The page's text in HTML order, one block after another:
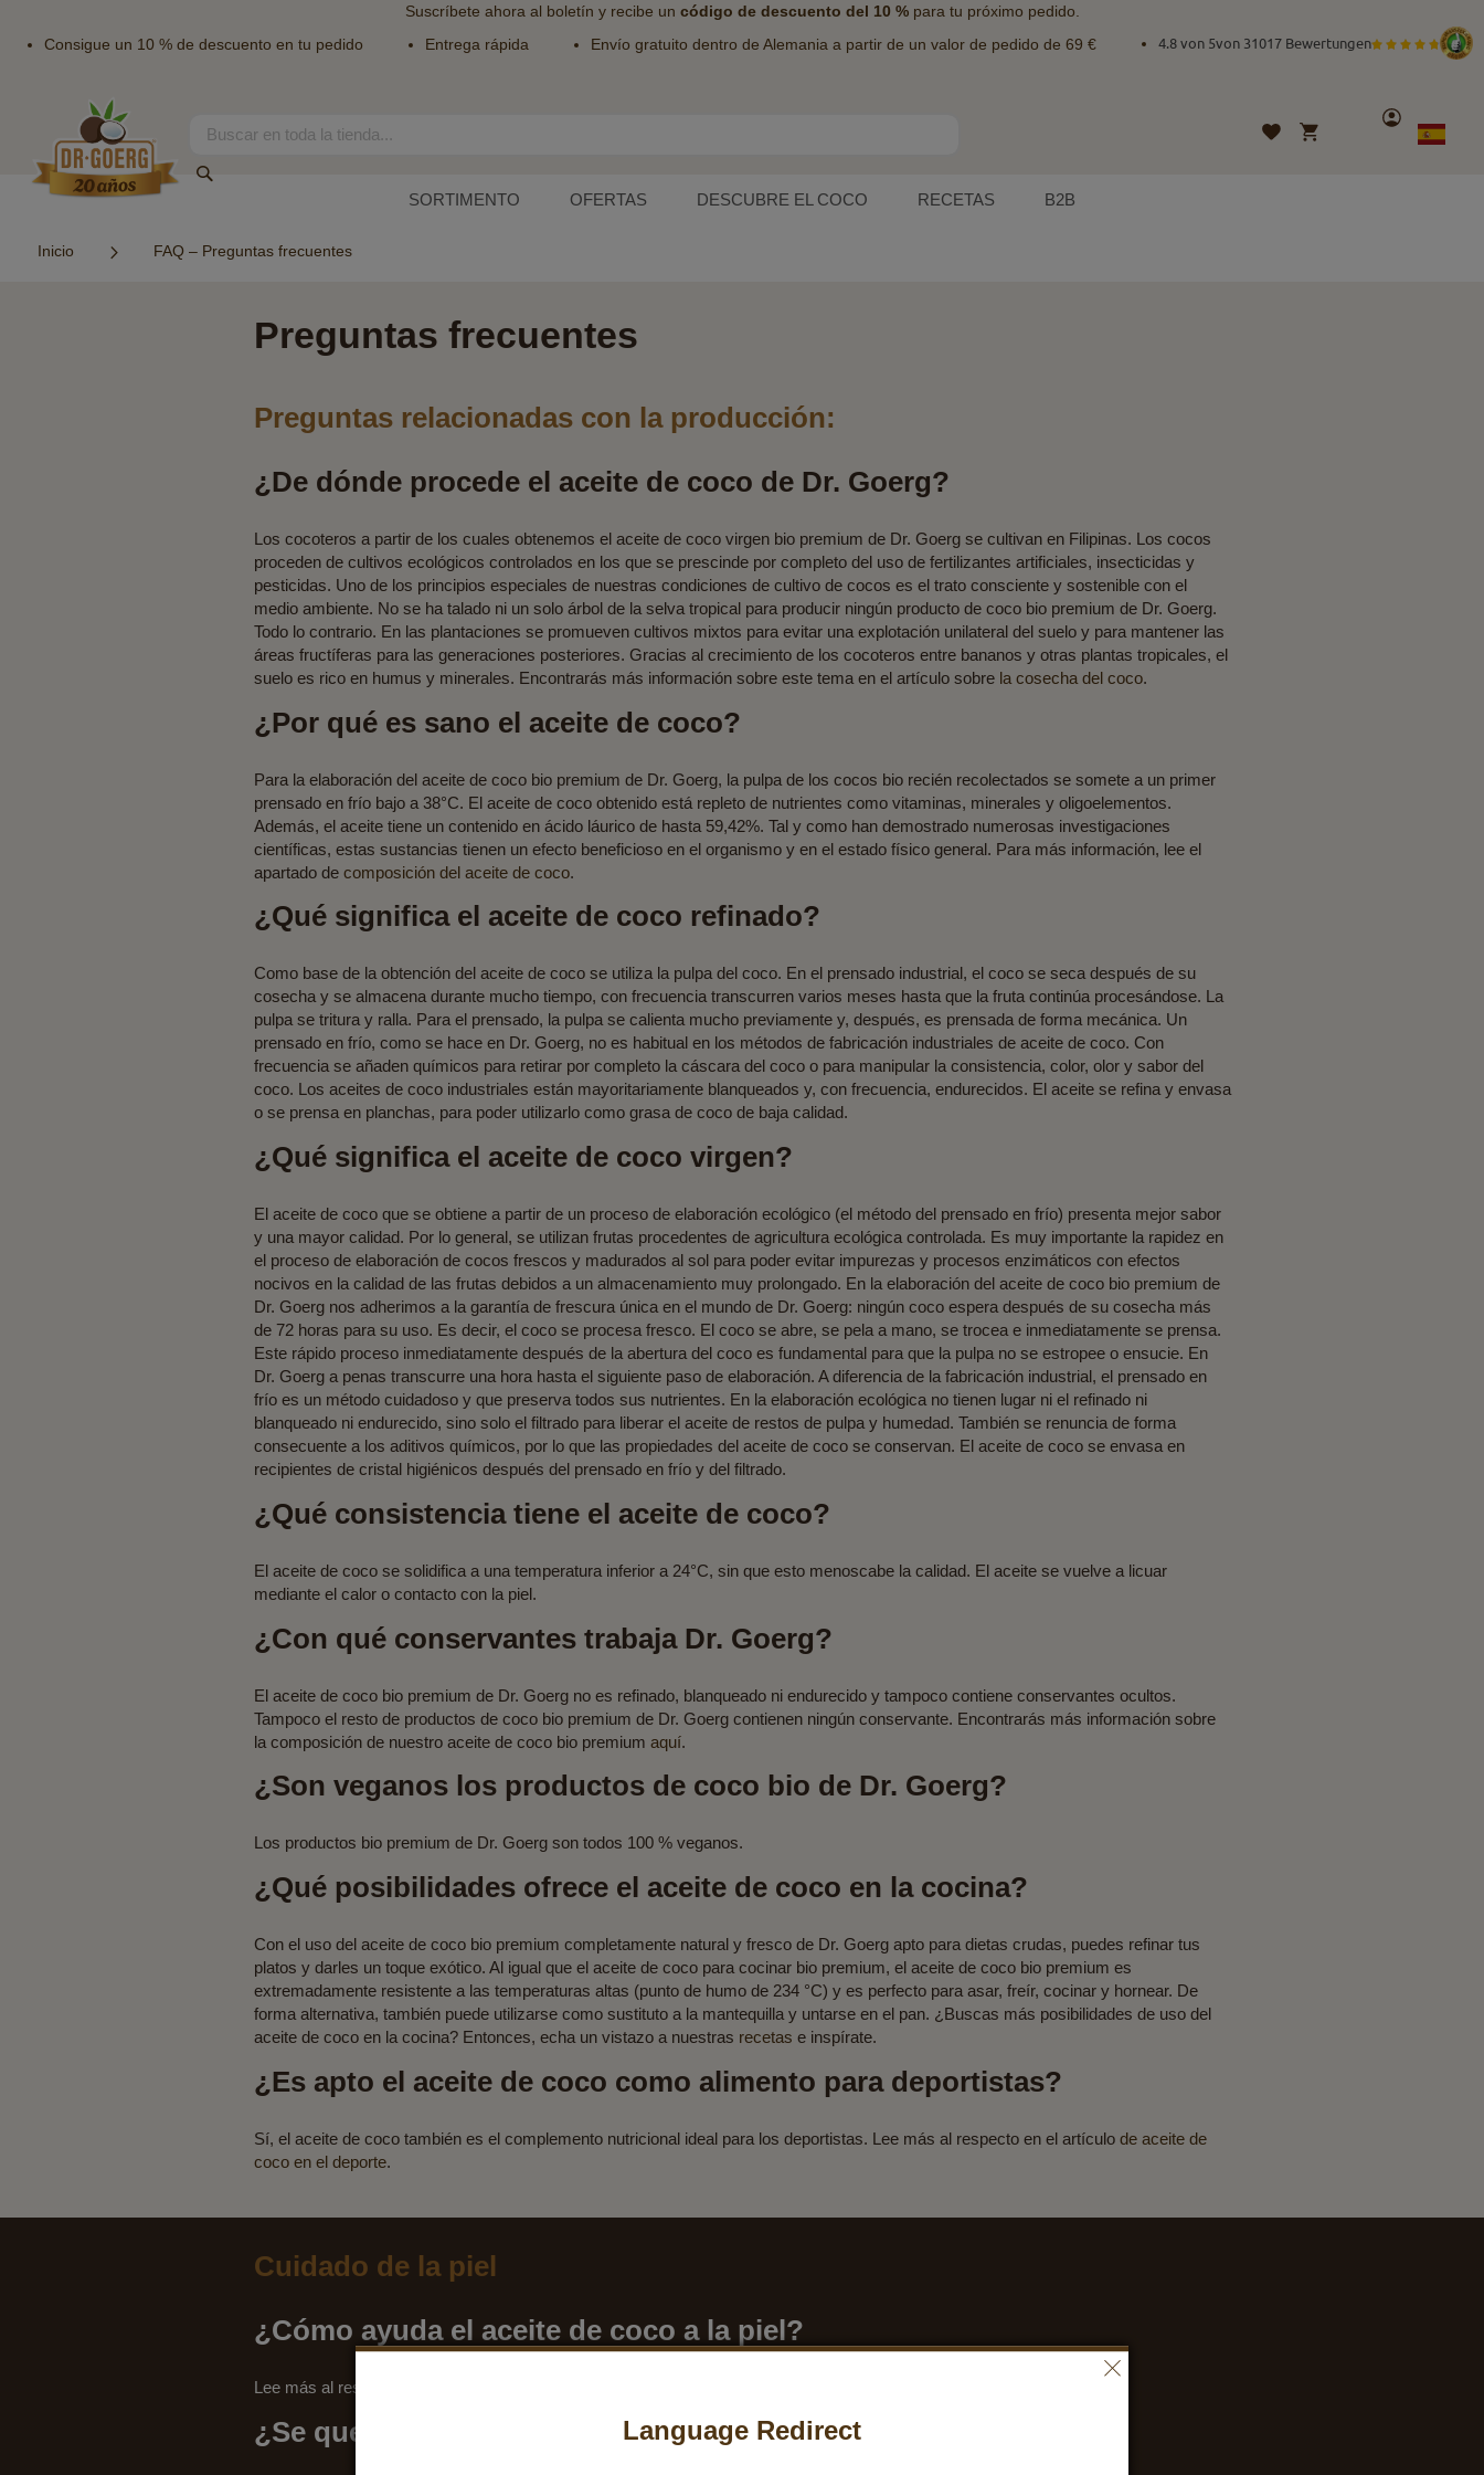
Suscríbete ahora al boletín y recibe un código de descuento del 10 %para tu próximo pedido.
Consigue un 10 % de descuento en tu pedido
Entrega rápida Envío gratuito dentro de Alemania a partir de un valor de pedido de 69 € 4.8 von 5von 31017 Bewertungen
contenido
Search
Lista
Mi cesta
Cuenta
Lenguaje
Spanish
SORTIMENTO OFERTAS DESCUBRE EL COCO RECETAS B2B
Inicio FAQ – Preguntas frecuentes
Preguntas frecuentes
Preguntas relacionadas con la producción:
¿De dónde procede el aceite de coco de Dr. Goerg?
Los cocoteros a partir de los cuales obtenemos el aceite de coco virgen bio premium de Dr. Goerg se cultivan en Filipinas. Los cocos
proceden de cultivos ecológicos controlados en los que se prescinde por completo del uso de fertilizantes artificiales, insecticidas y
pesticidas. Uno de los principios especiales de nuestras condiciones de cultivo de cocos es el trato consciente y sostenible con el
medio ambiente. No se ha talado ni un solo árbol de la selva tropical para producir ningún producto de coco bio premium de Dr. Goerg.
Todo lo contrario. En las plantaciones se promueven cultivos mixtos para evitar una explotación unilateral del suelo y para mantener las
áreas fructíferas para las generaciones posteriores. Gracias al crecimiento de los cocoteros entre bananos y otras plantas tropicales, el
suelo es rico en humus y minerales. Encontrarás más información sobre este tema en el artículo sobre la cosecha del coco.
¿Por qué es sano el aceite de coco?
Para la elaboración del aceite de coco bio premium de Dr. Goerg, la pulpa de los cocos bio recién recolectados se somete a un primer
prensado en frío bajo a 38°C. El aceite de coco obtenido está repleto de nutrientes como vitaminas, minerales y oligoelementos.
Además, el aceite tiene un contenido en ácido láurico de hasta 59,42%. Tal y como han demostrado numerosas investigaciones
científicas, estas sustancias tienen un efecto beneficioso en el organismo y en el estado físico general. Para más información, lee el
apartado de composición del aceite de coco.
¿Qué significa el aceite de coco refinado?
Como base de la obtención del aceite de coco se utiliza la pulpa del coco. En el prensado industrial, el coco se seca después de su
cosecha y se almacena durante mucho tiempo, con frecuencia transcurren varios meses hasta que la fruta continúa procesándose. La
pulpa se tritura y ralla. Para el prensado, la pulpa se calienta mucho previamente y, después, es prensada de forma mecánica. Un
prensado en frío, como se hace en Dr. Goerg, no es habitual en los métodos de fabricación industriales de aceite de coco. Con
frecuencia se añaden químicos para retirar por completo la cáscara del coco o para manipular la consistencia, color, olor y sabor del
coco. Los aceites de coco industriales están mayoritariamente blanqueados y, con frecuencia, endurecidos. El aceite se refina y envasa
o se prensa en planchas, para poder utilizarlo como grasa de coco de baja calidad.
¿Qué significa el aceite de coco virgen?
El aceite de coco que se obtiene a partir de un proceso de elaboración ecológico (el método del prensado en frío) presenta mejor sabor
y una mayor calidad. Por lo general, se utilizan frutas procedentes de agricultura ecológica controlada. Es muy importante la rapidez en
el proceso de elaboración de cocos frescos y madurados al sol para poder evitar impurezas y procesos enzimáticos con efectos
nocivos en la calidad de las frutas debidos a un almacenamiento muy prolongado. En la elaboración del aceite de coco bio premium de
Dr. Goerg nos adherimos a la garantía de frescura única en el mundo de Dr. Goerg: ningún coco espera después de su cosecha más
de 72 horas para su uso. Es decir, el coco se procesa fresco. El coco se abre, se pela a mano, se trocea e inmediatamente se prensa.
Este rápido proceso inmediatamente después de la abertura del coco es fundamental para que la pulpa no se estropee o ensucie. En
Dr. Goerg a penas transcurre una hora hasta el siguiente paso de elaboración. A diferencia de la fabricación industrial, el prensado en
frío es un método cuidadoso y que preserva todos sus nutrientes. En la elaboración ecológica no tienen lugar ni el refinado ni
blanqueado ni endurecido, sino solo el filtrado para liberar el aceite de restos de pulpa y humedad. También se renuncia de forma
consecuente a los aditivos químicos, por lo que las propiedades del aceite de coco se conservan. El aceite de coco se envasa en
recipientes de cristal higiénicos después del prensado en frío y del filtrado.
¿Qué consistencia tiene el aceite de coco?
El aceite de coco se solidifica a una temperatura inferior a 24°C, sin que esto menoscabe la calidad. El aceite se vuelve a licuar
mediante el calor o contacto con la piel.
¿Con qué conservantes trabaja Dr. Goerg?
El aceite de coco bio premium de Dr. Goerg no es refinado, blanqueado ni endurecido y tampoco contiene conservantes ocultos.
Tampoco el resto de productos de coco bio premium de Dr. Goerg contienen ningún conservante. Encontrarás más información sobre
la composición de nuestro aceite de coco bio premium aquí.
¿Son veganos los productos de coco bio de Dr. Goerg?
Los productos bio premium de Dr. Goerg son todos 100 % veganos.
¿Qué posibilidades ofrece el aceite de coco en la cocina?
Con el uso del aceite de coco bio premium completamente natural y fresco de Dr. Goerg apto para dietas crudas, puedes refinar tus
platos y darles un toque exótico. Al igual que el aceite de coco para cocinar bio premium, el aceite de coco bio premium es
extremadamente resistente a las temperaturas altas (punto de humo de 234 °C) y es perfecto para asar, freír, cocinar y hornear. De
forma alternativa, también puede utilizarse como sustituto a la mantequilla y untarse en el pan. ¿Buscas más posibilidades de uso del
aceite de coco en la cocina? Entonces, echa un vistazo a nuestras recetas e inspírate.
¿Es apto el aceite de coco como alimento para deportistas?
Sí, el aceite de coco también es el complemento nutricional ideal para los deportistas. Lee más al respecto en el artículo de aceite de
coco en el deporte.
Cuidado de la piel
¿Cómo ayuda el aceite de coco a la piel?
Lee más al respecto en el artículo
¿Se queda más bonita la piel con el aceite de coco?
Language Redirect